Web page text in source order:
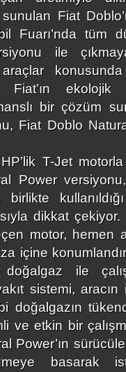
Fiat
Fuarı’nda tüm
ile
Fiat’ın
bir çözüm
Fiat Doblo
T-Jet
Power
dikkat çekiyor.
motor, hemen
içine
ile
sistemi, aracın
doğalgazın
ve etkin bir
Power’ın
basarak